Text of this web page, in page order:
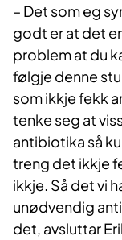
– Det som eg
godt er at det
problem at du
følgje denne
som ikkje fekk
tenke seg at
antibiotika så
treng det ikkje
ikkje. Så det vi
unødvendig
det, avsluttar